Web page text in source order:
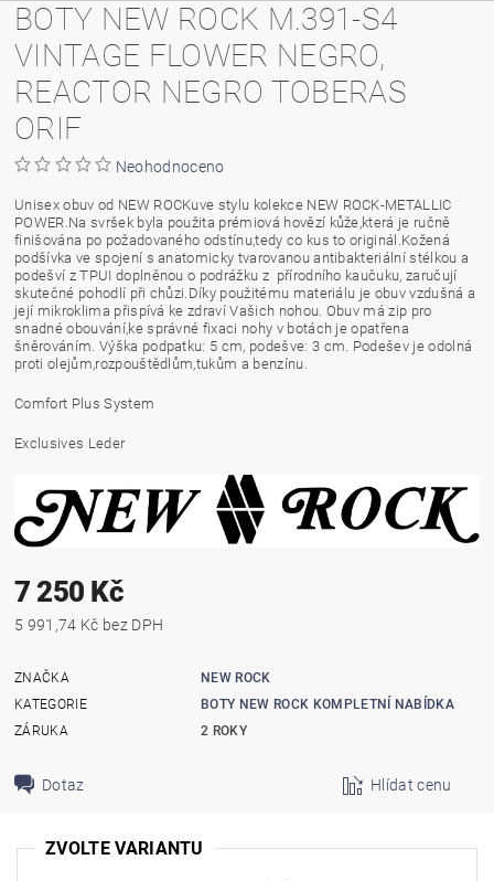
BOTY NEW ROCK M.391-S4
VINTAGE FLOWER NEGRO,
REACTOR NEGRO TOBERAS
ORIF
Neohodnoceno
Unisex obuv od NEW ROCKuve stylu kolekce NEW ROCK-METALLIC
POWER.Na svršek byla použita prémiová hovězí kůže,která je ručně
finišována po požadovaného odstínu,tedy co kus to originál.Kožená
podšívka ve spojení s anatomicky tvarovanou antibakteriální stélkou a
podešví z TPUI doplněnou o podrážku z přírodního kaučuku, zaručují
skutečné pohodlí při chůzi.Díky použitému materiálu je obuv vzdušná a
její mikroklima přispívá ke zdraví Vašich nohou. Obuv má zip pro
snadné obouvání,ke správné fixaci nohy v botách je opatřena
šněrováním. Výška podpatku: 5 cm, podešve: 3 cm. Podešev je odolná
proti olejům,rozpouštědlům,tukům a benzínu.
Comfort Plus System
Exclusives Leder
7 250 Kč
5 991,74 Kč bez DPH
ZNAČKA
NEW ROCK
KATEGORIE
BOTY NEW ROCK KOMPLETNÍ NABÍDKA
ZÁRUKA
2 ROKY
Dotaz Hlídat cenu
ZVOLTE VARIANTU